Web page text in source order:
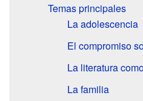
Temas principales
La adolescencia
El compromiso
La literatura
La familia